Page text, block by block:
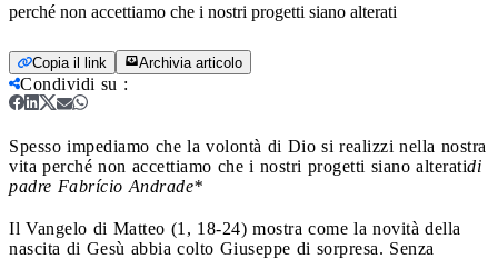
perché non accettiamo che i nostri progetti siano alterati
Copia il link Archivia articolo
Condividi su :
Spesso impediamo che la volontà di Dio si realizzi nella nostra
vita perché non accettiamo che i nostri progetti siano alteratidi
padre Fabrício Andrade*
Il Vangelo di Matteo (1, 18-24) mostra come la novità della
nascita di Gesù abbia colto Giuseppe di sorpresa. Senza